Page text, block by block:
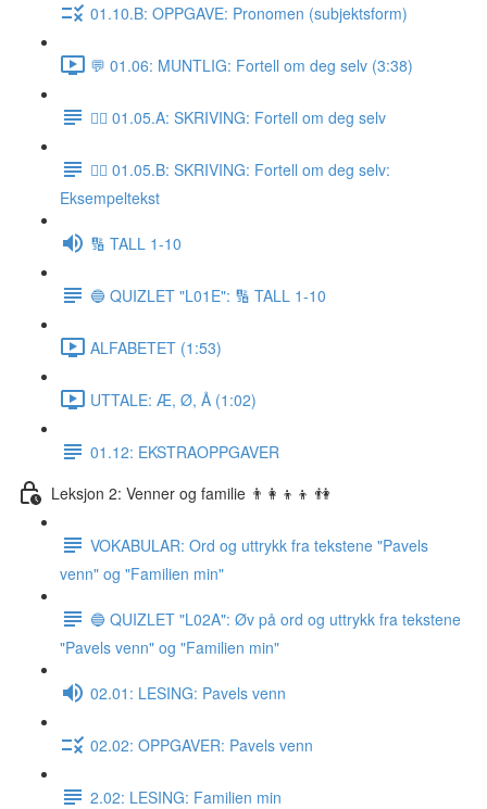
01.10.B: OPPGAVE: Pronomen (subjektsform)
💬 01.06: MUNTLIG: Fortell om deg selv (3:38)
✍🏼 01.05.A: SKRIVING: Fortell om deg selv
✍🏼 01.05.B: SKRIVING: Fortell om deg selv:
Eksempeltekst
🔢 TALL 1-10
🔵 QUIZLET "L01E": 🔢 TALL 1-10
ALFABETET (1:53)
UTTALE: Æ, Ø, Å (1:02)
01.12: EKSTRAOPPGAVER
Leksjon 2: Venner og familie 👨‍👩‍👦‍👦 👫
VOKABULAR: Ord og uttrykk fra tekstene "Pavels
venn" og "Familien min"
🔵 QUIZLET "L02A": Øv på ord og uttrykk fra tekstene
"Pavels venn" og "Familien min"
02.01: LESING: Pavels venn
02.02: OPPGAVER: Pavels venn
2.02: LESING: Familien min